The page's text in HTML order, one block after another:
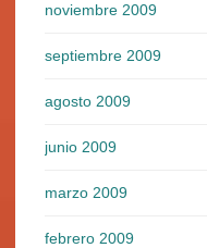
noviembre 2009
septiembre 2009
agosto 2009
junio 2009
marzo 2009
febrero 2009